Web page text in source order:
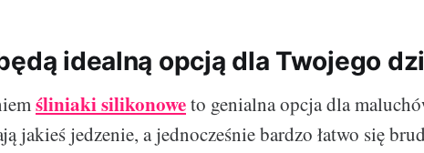
idealną opcją dla Twojego
śliniaki silikonoweto genialna opcja dla
jakieś jedzenie, a jednocześnie bardzo łatwo się